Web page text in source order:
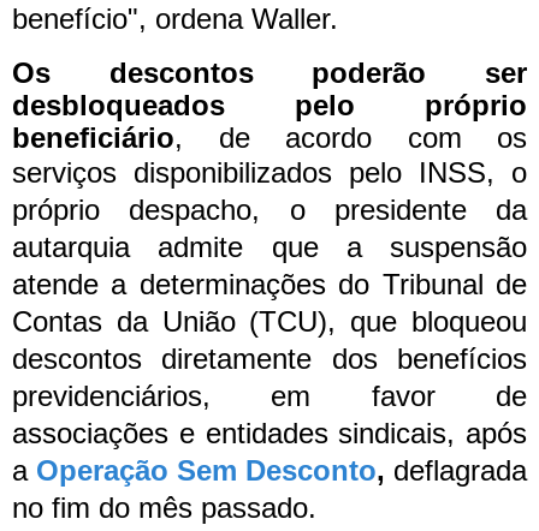
benefício", ordena Waller.
Os descontos poderão ser
desbloqueados pelo próprio
beneficiário, de acordo com os
serviços disponibilizados pelo INSS, o
próprio despacho, o presidente da
autarquia admite que a suspensão
atende a determinações do Tribunal de
Contas da União (TCU), que bloqueou
descontos diretamente dos benefícios
previdenciários, em favor de
associações e entidades sindicais, após
a Operação Sem Desconto, deflagrada
no fim do mês passado.